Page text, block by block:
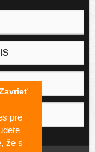
pre
že s